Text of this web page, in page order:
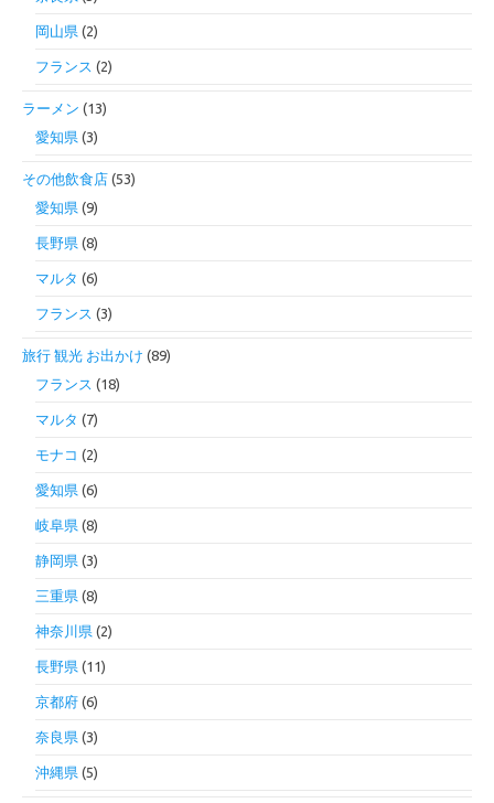
岡山県 (2)
フランス (2)
ラーメン (13)
愛知県 (3)
その他飲食店 (53)
愛知県 (9)
長野県 (8)
マルタ (6)
フランス (3)
旅行 観光 お出かけ (89)
フランス (18)
マルタ (7)
モナコ (2)
愛知県 (6)
岐阜県 (8)
静岡県 (3)
三重県 (8)
神奈川県 (2)
長野県 (11)
京都府 (6)
奈良県 (3)
沖縄県 (5)